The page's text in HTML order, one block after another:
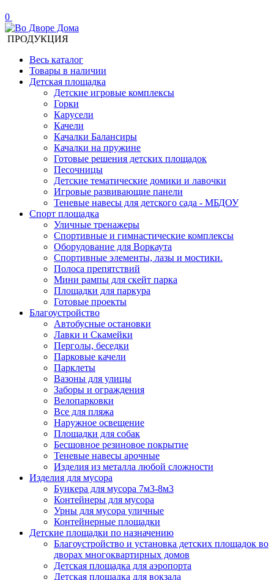
0
ПРОДУКЦИЯ
Весь каталог
Товары в наличии
Детская площадка
Детские игровые комплексы
Горки
Карусели
Качели
Качалки Балансиры
Качалки на пружине
Готовые решения детских площадок
Песочницы
Детские тематические домики и лавочки
Игровые развивающие панели
Теневые навесы для детского сада - МБДОУ
Спорт площадка
Уличные тренажеры
Спортивные и гимнастические комплексы
Оборудование для Воркаута
Спортивные элементы, лазы и мостики.
Полоса препятствий
Мини рампы для скейт парка
Площадки для паркура
Готовые проекты
Благоустройство
Автобусные остановки
Лавки и Скамейки
Перголы, беседки
Парковые качели
Парклеты
Вазоны для улицы
Заборы и ограждения
Велопарковки
Все для пляжа
Наружное освещение
Площадки для собак
Бесшовное резиновое покрытие
Теневые навесы арочные
Изделия из металла любой сложности
Изделия для мусора
Бункера для мусора 7м3-8м3
Контейнеры для мусора
Урны для мусора уличные
Контейнерные площадки
Детские площадки по назначению
Благоустройство и установка детских площадок во
дворах многоквартирных домов
Детская площадка для аэропорта
Детская площадка для вокзала